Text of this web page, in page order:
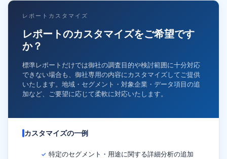
レポートカスタマイズ
レポートのカスタマイズをご希望です
か？
標準レポートだけでは御社の調査目的や検討範囲に十分対応
できない場合も、御社専用の内容にカスタマイズしてご提供
いたします。地域・セグメント・対象企業・データ項目の追
加など、ご要望に応じて柔軟に対応いたします。
カスタマイズの一例
✓ 特定のセグメント・用途に関する詳細分析の追加